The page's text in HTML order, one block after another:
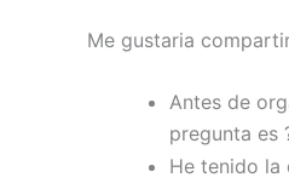
Me gustaria
Antes de
pregunta es
He tenido la